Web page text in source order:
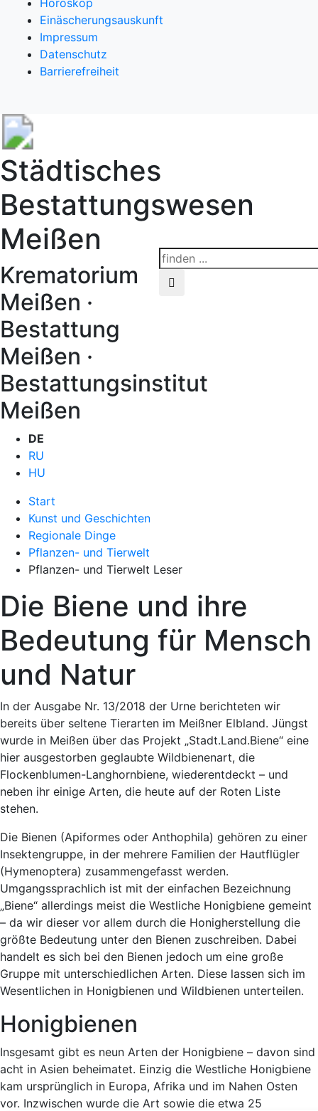
Horoskop
Einäscherungsauskunft
Impressum
Datenschutz
Barrierefreiheit
Städtisches
Bestattungswesen
Meißen
Krematorium
Meißen ·
Bestattung
Meißen ·
Bestattungsinstitut
Meißen
DE
RU
HU
Start
Kunst und Geschichten
Regionale Dinge
Pflanzen- und Tierwelt
Pflanzen- und Tierwelt Leser
Die Biene und ihre
Bedeutung für Mensch
und Natur
In der Ausgabe Nr. 13/2018 der Urne berichteten wir
bereits über seltene Tierarten im Meißner Elbland. Jüngst
wurde in Meißen über das Projekt „Stadt.Land.Biene“ eine
hier ausgestorben geglaubte Wildbienenart, die
Flockenblumen-Langhornbiene, wiederentdeckt – und
neben ihr einige Arten, die heute auf der Roten Liste
stehen.
Die Bienen (Apiformes oder Anthophila) gehören zu einer
Insektengruppe, in der mehrere Familien der Hautflügler
(Hymenoptera) zusammengefasst werden.
Umgangssprachlich ist mit der einfachen Bezeichnung
„Biene“ allerdings meist die Westliche Honigbiene gemeint
– da wir dieser vor allem durch die Honigherstellung die
größte Bedeutung unter den Bienen zuschreiben. Dabei
handelt es sich bei den Bienen jedoch um eine große
Gruppe mit unterschiedlichen Arten. Diese lassen sich im
Wesentlichen in Honigbienen und Wildbienen unterteilen.
Honigbienen
Insgesamt gibt es neun Arten der Honigbiene – davon sind
acht in Asien beheimatet. Einzig die Westliche Honigbiene
kam ursprünglich in Europa, Afrika und im Nahen Osten
vor. Inzwischen wurde die Art sowie die etwa 25